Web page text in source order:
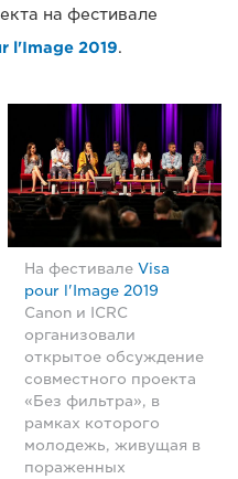
на фестивале
l'Image 2019.
На фестивале Visa
pour l'Image 2019
Canon и ICRC
организовали
открытое обсуждение
совместного проекта
«Без фильтра», в
рамках которого
молодежь, живущая в
пораженных